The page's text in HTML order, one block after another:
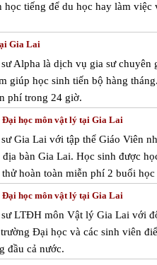
học tiếng để du học hay làm
Gia Lai
Alpha là dịch vụ gia sư
giúp học sinh tiến bộ hàng
phí trong 24 giờ.
Đại học môn vật lý tại Gia Lai
Gia Lai với tập thể Giáo Viên
địa bàn Gia Lai. Học sinh được
thử hoàn toàn miễn phí 2 buổi
Đại học môn vật lý tại Gia Lai
LTĐH môn Vật lý Gia Lai với
Đại học và các sinh viên
đầu cả nước.